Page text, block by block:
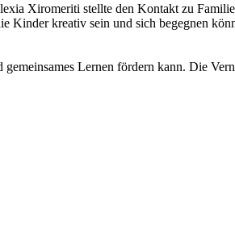
Xiromeriti stellte den Kontakt zu
kreativ sein und sich begegnen
Lernen fördern kann. Die